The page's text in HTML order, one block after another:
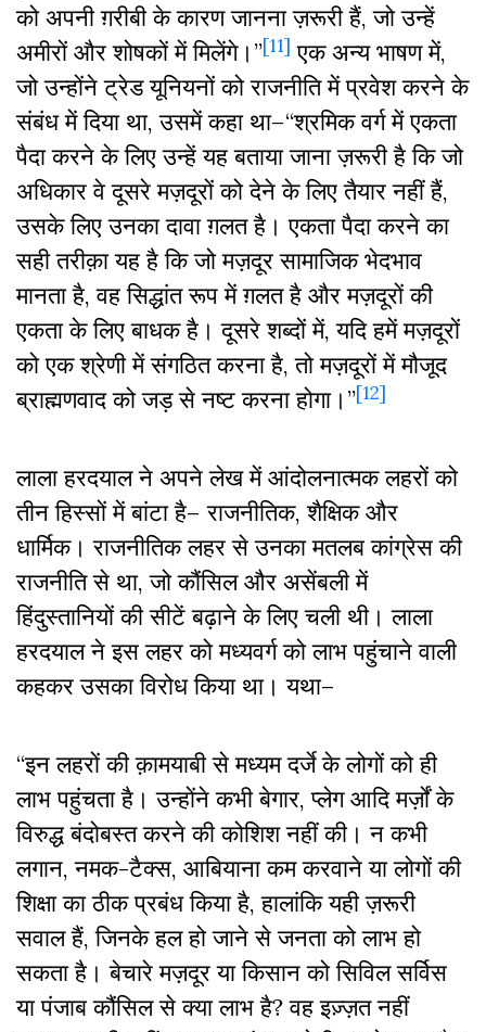
को अपनी ग़रीबी के कारण जानना ज़रूरी हैं, जो उन्हें
अमीरों और शोषकों में मिलेंगे।”[11] एक अन्य भाषण में,
जो उन्होंने ट्रेड यूनियनों को राजनीति में प्रवेश करने के
संबंध में दिया था, उसमें कहा था–“श्रमिक वर्ग में एकता
पैदा करने के लिए उन्हें यह बताया जाना ज़रूरी है कि जो
अधिकार वे दूसरे मज़दूरों को देने के लिए तैयार नहीं हैं,
उसके लिए उनका दावा ग़लत है। एकता पैदा करने का
सही तरीक़ा यह है कि जो मज़दूर सामाजिक भेदभाव
मानता है, वह सिद्धांत रूप में ग़लत है और मज़दूरों की
एकता के लिए बाधक है। दूसरे शब्दों में, यदि हमें मज़दूरों
को एक श्रेणी में संगठित करना है, तो मज़दूरों में मौजूद
ब्राह्मणवाद को जड़ से नष्ट करना होगा।”[12]
लाला हरदयाल ने अपने लेख में आंदोलनात्मक लहरों को
तीन हिस्सों में बांटा है– राजनीतिक, शैक्षिक और
धार्मिक। राजनीतिक लहर से उनका मतलब कांग्रेस की
राजनीति से था, जो कौंसिल और असेंबली में
हिंदुस्तानियों की सीटें बढ़ाने के लिए चली थी। लाला
हरदयाल ने इस लहर को मध्यवर्ग को लाभ पहुंचाने वाली
कहकर उसका विरोध किया था। यथा–
“इन लहरों की क़ामयाबी से मध्यम दर्जे के लोगों को ही
लाभ पहुंचता है। उन्होंने कभी बेगार, प्लेग आदि मर्ज़ों के
विरुद्ध बंदोबस्त करने की कोशिश नहीं की। न कभी
लगान, नमक-टैक्स, आबियाना कम करवाने या लोगों की
शिक्षा का ठीक प्रबंध किया है, हालांकि यही ज़रूरी
सवाल हैं, जिनके हल हो जाने से जनता को लाभ हो
सकता है। बेचारे मज़दूर या किसान को सिविल सर्विस
या पंजाब कौंसिल से क्या लाभ है? वह इज़्ज़त नहीं